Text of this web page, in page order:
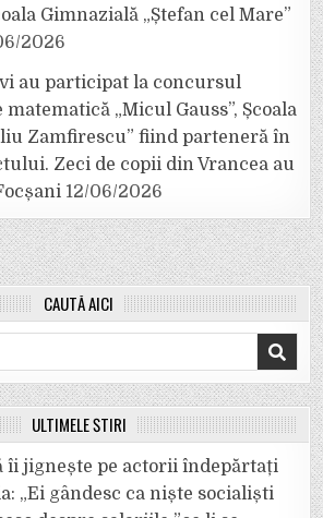
Gimnazială „Ștefan cel Mare”
2026
au participat la concursul
„Micul Gauss”, Școala
Zamfirescu” fiind parteneră în
Zeci de copii din Vrancea au
12/06/2026
CAUTĂ AICI
ULTIMELE ȘTIRI
îi jignește pe actorii îndepărtați
„Ei gândesc ca niște socialiști